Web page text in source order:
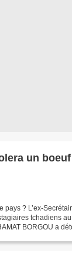
un boeuf
pays ? L’ex-
tchadiens
BORGOU a